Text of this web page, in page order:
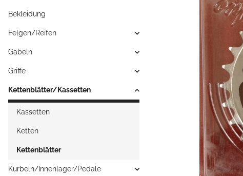
Bekleidung
Felgen/Reifen
Gabeln
Griffe
Kettenblätter/Kassetten
Kassetten
Ketten
Kettenblätter
Kurbeln/Innenlager/Pedale